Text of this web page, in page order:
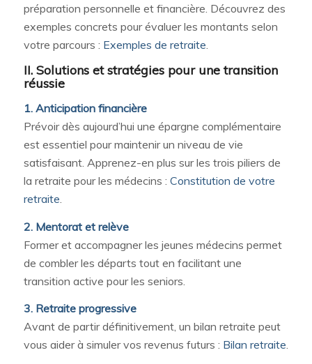
préparation personnelle et financière. Découvrez des
exemples concrets pour évaluer les montants selon
votre parcours : Exemples de retraite
II. Solutions et stratégies pour une transition
réussie
1. Anticipation financière
Prévoir dès aujourd’hui une épargne complémentaire
est essentiel pour maintenir un niveau de vie
satisfaisant. Apprenez-en plus sur les trois piliers de
la retraite pour les médecins : Constitution de votre
retraite.
2. Mentorat et relève
Former et accompagner les jeunes médecins permet
de combler les départs tout en facilitant une
transition active pour les seniors.
3. Retraite progressive
Avant de partir définitivement, un bilan retraite peut
vous aider à simuler vos revenus futurs : Bilan retraite.